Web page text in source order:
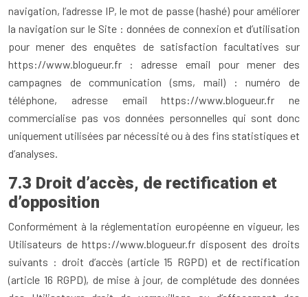
navigation, l’adresse IP, le mot de passe (hashé) pour améliorer
la navigation sur le Site : données de connexion et d’utilisation
pour mener des enquêtes de satisfaction facultatives sur
https://www.blogueur.fr : adresse email pour mener des
campagnes de communication (sms, mail) : numéro de
téléphone, adresse email https://www.blogueur.fr ne
commercialise pas vos données personnelles qui sont donc
uniquement utilisées par nécessité ou à des fins statistiques et
d’analyses.
7.3 Droit d’accès, de rectification et
d’opposition
Conformément à la réglementation européenne en vigueur, les
Utilisateurs de https://www.blogueur.fr disposent des droits
suivants : droit d’accès (article 15 RGPD) et de rectification
(article 16 RGPD), de mise à jour, de complétude des données